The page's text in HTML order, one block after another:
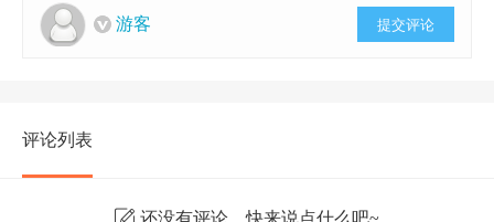
游客 提交评论
评论列表
还没有评论，快来说点什么吧~